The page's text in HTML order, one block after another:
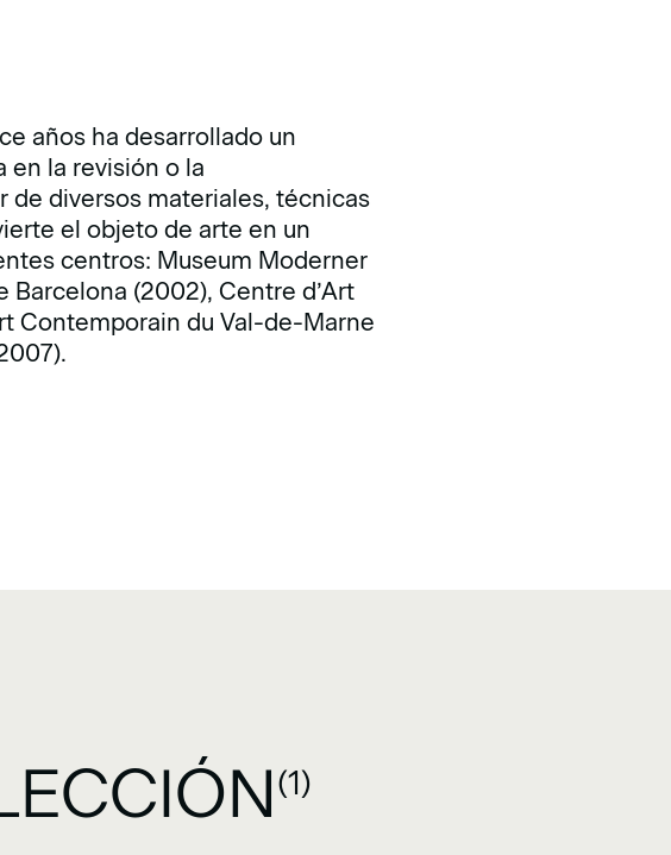
años ha desarrollado un
en la revisión o la
diversos materiales, técnicas
el objeto de arte en un
centros: Museum Moderner
Barcelona (2002), Centre d’Art
Contemporain du Val-de-Marne
(1)